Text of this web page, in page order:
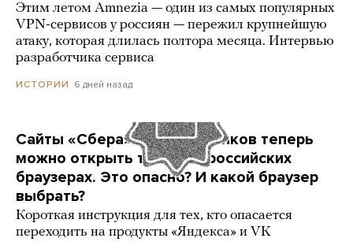
Этим летом Amnezia — один из самых популярных
VPN-сервисов у россиян — пережил крупнейшую
атаку, которая длилась полтора месяца. Интервью
разработчика сервиса
ИСТОРИИ 6 дней назад
Сайты «Сбера» и других банков теперь
можно открыть только в российских
браузерах. Это опасно? И какой браузер
выбрать?
Короткая инструкция для тех, кто опасается
переходить на продукты «Яндекса» и VK